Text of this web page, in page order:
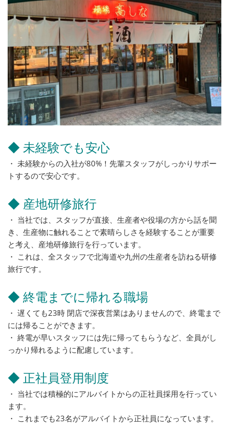
◆ 未経験でも安心
・ 未経験からの入社が80%！先輩スタッフがしっかりサポー
トするので安心です。
◆ 産地研修旅行
・ 当社では、スタッフが直接、生産者や役場の方から話を聞
き、生産物に触れることで素晴らしさを経験することが重要
と考え、産地研修旅行を行っています。
・ これは、全スタッフで北海道や九州の生産者を訪ねる研修
旅行です。
◆ 終電までに帰れる職場
・ 遅くても23時 閉店で深夜営業はありませんので、終電まで
には帰ることができます。
・ 終電が早いスタッフには先に帰ってもらうなど、全員がし
っかり帰れるように配慮しています。
◆ 正社員登用制度
・ 当社では積極的にアルバイトからの正社員採用を行ってい
ます。
・ これまでも23名がアルバイトから正社員になっています。